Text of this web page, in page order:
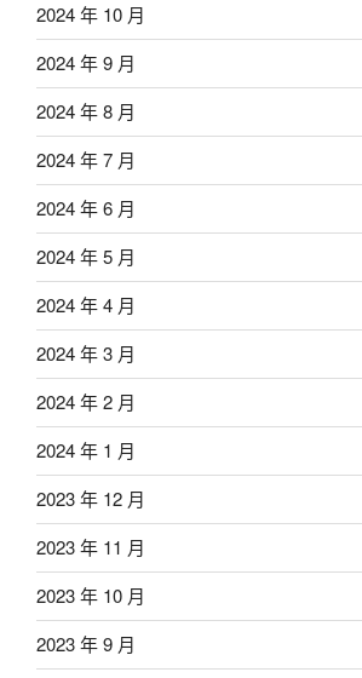
2024 年 10 月
2024 年 9 月
2024 年 8 月
2024 年 7 月
2024 年 6 月
2024 年 5 月
2024 年 4 月
2024 年 3 月
2024 年 2 月
2024 年 1 月
2023 年 12 月
2023 年 11 月
2023 年 10 月
2023 年 9 月